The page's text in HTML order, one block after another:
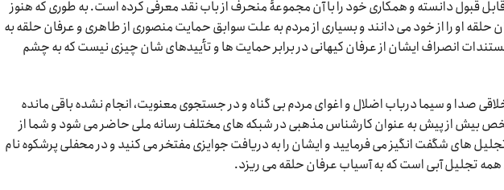
قابل قبول دانسته و همکاری خود را با آن مجموعۀ منحرف از باب نقد معرفی کرده است. به طوری که هنوز
حلقه او را از خود می دانند و بسیاری از مردم به علت سوابق حمایت منصوری از طاهری و عرفان حلقه به
انصراف ایشان از عرفان کیهانی در برابر حمایت ها و تأییدهای شان چیزی نیست که به چشم
صدا و سیما درباب اضلال و اغوای مردم بی گناه و در جستجوی معنویت، انجام نشده باقی مانده
بیش از پیش به عنوان کارشناس مذهبی در شبکه های مختلف رسانه ملی حاضر می شود و شما از
های شگفت انگیز می فرمایید و ایشان را به دریافت جوایزی مفتخر می کنید و در محفلی پرشکوه نام
تجلیل آبی است که به آسیاب عرفان حلقه می ریزد.